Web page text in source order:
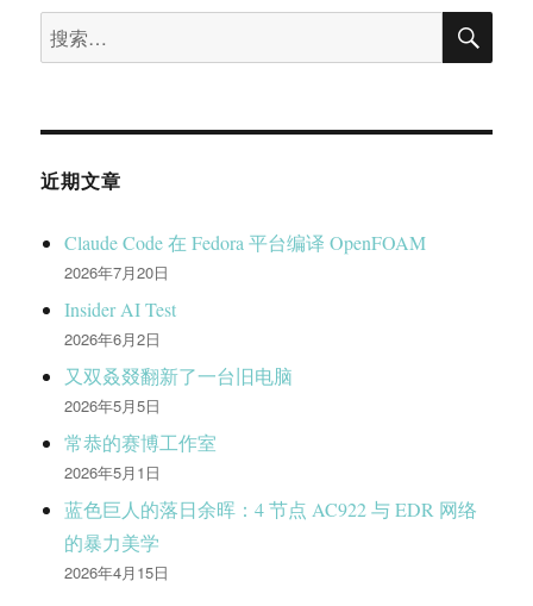
搜
索：
搜
近期文章
Claude Code 在 Fedora 平台编译 OpenFOAM
2026年7月20日
Insider AI Test
2026年6月2日
又双叒叕翻新了一台旧电脑
2026年5月5日
常恭的赛博工作室
2026年5月1日
蓝色巨人的落日余晖：4 节点 AC922 与 EDR 网络
的暴力美学
2026年4月15日